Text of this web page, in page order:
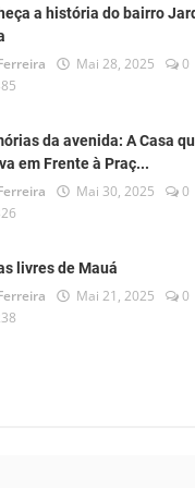
a história do bairro
Mai 28, 2025
0
da avenida: A Casa
em Frente à Praç...
Mai 30, 2025
0
livres de Mauá
Mai 21, 2025
0